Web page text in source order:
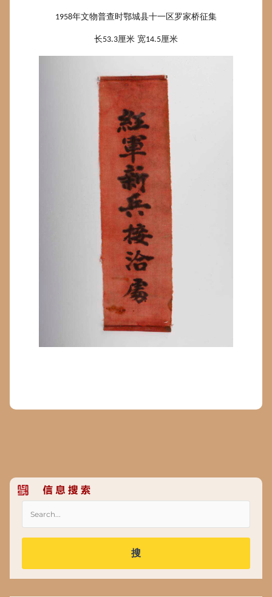
1958年文物普查时鄂城县十一区罗家桥征集
长53.3厘米 宽14.5厘米
搜